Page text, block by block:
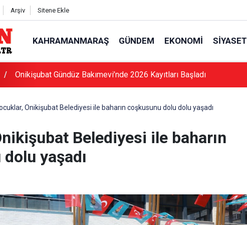
Arşiv Sitene Ekle
KAHRAMANMARAŞ GÜNDEM EKONOMI SIYASET
Onikişubat Gündüz Bakımevi’nde 2026 Kayıtları Başladı
Onikişubat Belediyesi ile baharın coşkusunu dolu dolu yaşadı
Belediyesi ile baharın
yaşadı